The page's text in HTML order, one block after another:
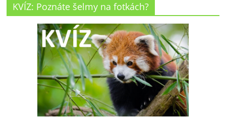
KVÍZ: Poznáte šelmy na fotkách?